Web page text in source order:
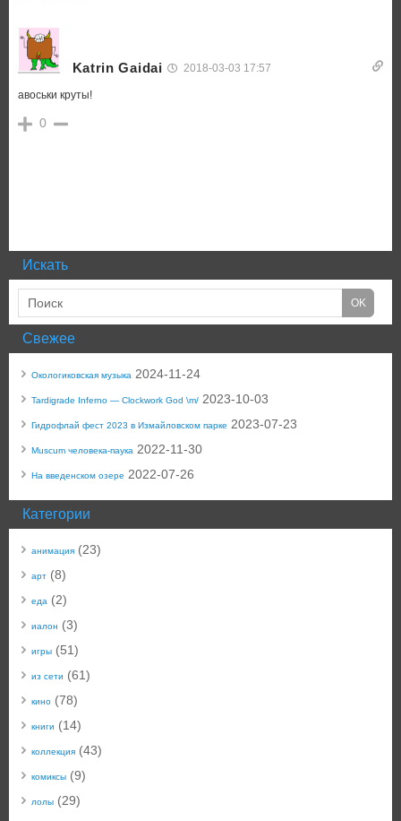
Katrin Gaidai 2018-03-03 17:57
авоськи круты!
0
Искать
Свежее
Окологиковская музыка 2024-11-24
Tardigrade Inferno — Clockwork God \m/ 2023-10-03
Гидрофлай фест 2023 в Измайловском парке 2023-07-23
Muscum человека-паука 2022-11-30
На введенском озере 2022-07-26
Категории
анимация (23)
арт (8)
еда (2)
иалон (3)
игры (51)
из сети (61)
кино (78)
книги (14)
коллекция (43)
комиксы (9)
лолы (29)